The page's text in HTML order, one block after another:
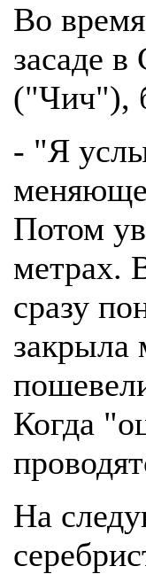
Во
засаде
("Чич"),
- "Я
Потом
метрах.
сразу
закрыла
Когда
На